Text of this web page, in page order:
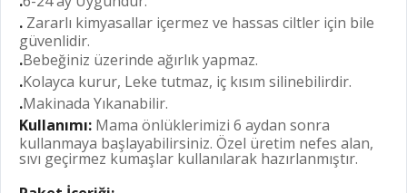
. Zararlı kimyasallar içermez ve hassas ciltler için bile
güvenlidir.
.Bebeğiniz üzerinde ağırlık yapmaz.
.Kolayca kurur, Leke tutmaz, iç kısım silinebilirdir.
.Makinada Yıkanabilir.
Kullanımı: Mama önlüklerimizi 6 aydan sonra
kullanmaya başlayabilirsiniz. Özel üretim nefes alan,
sıvı geçirmez kumaşlar kullanılarak hazırlanmıştır.